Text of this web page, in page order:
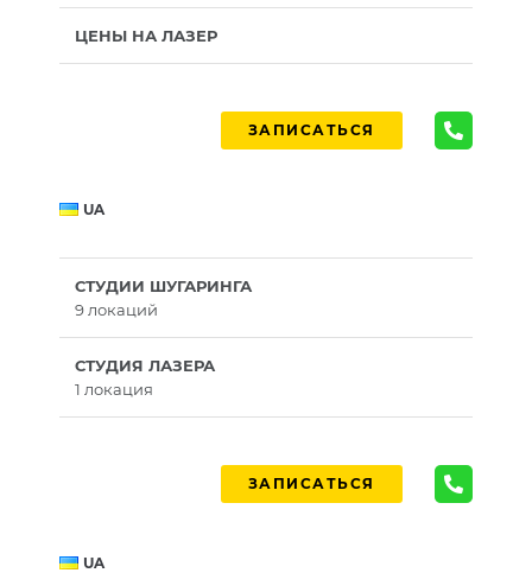
ЦЕНЫ НА ЛАЗЕР
ЗАПИСАТЬСЯ
UA
СТУДИИ ШУГАРИНГА
9 локаций
СТУДИЯ ЛАЗЕРА
1 локация
ЗАПИСАТЬСЯ
UA